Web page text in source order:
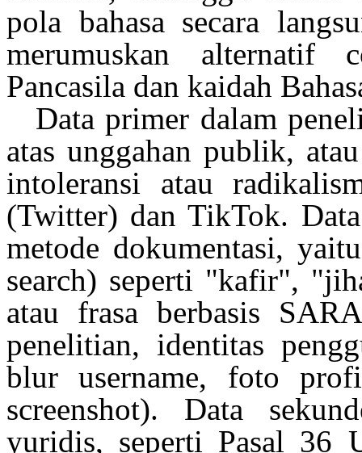
pola bahasa secara
merumuskan
alternatif
Pancasila dan kaidah
Data primer dalam
atas unggahan publik, atau
intoleransi
atau
(Twitter) dan TikTok.
metode dokumentasi,yaitu
search) seperti "kafir",
atau
frasa berbasis
penelitian, identitas
blur username, foto
screenshot). Data
yuridis, seperti Pasal 36